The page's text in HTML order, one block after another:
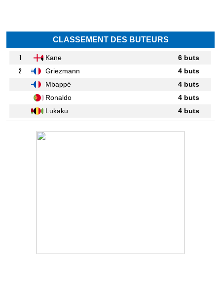
CLASSEMENT DES BUTEURS
1 Kane
6 buts
2
Griezmann
4 buts
Mbappé
4 buts
Ronaldo
4 buts
Lukaku
4 buts